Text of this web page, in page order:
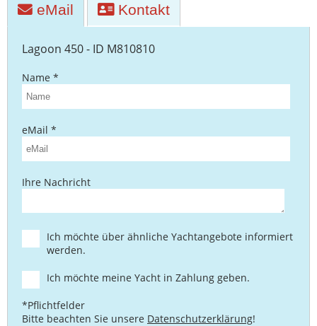
eMail Kontakt
Lagoon 450 - ID M810810
Name *
eMail *
Ihre Nachricht
Ich möchte über ähnliche Yachtangebote informiert
werden.
Ich möchte meine Yacht in Zahlung geben.
*Pflichtfelder
Bitte beachten Sie unsere Datenschutzerklärung!